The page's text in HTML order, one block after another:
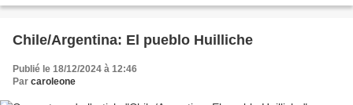
Chile/Argentina: El pueblo Huilliche
Publié le 18/12/2024 à 12:46
Par caroleone